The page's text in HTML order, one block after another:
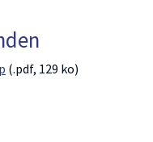
(.pdf, 129 ko)